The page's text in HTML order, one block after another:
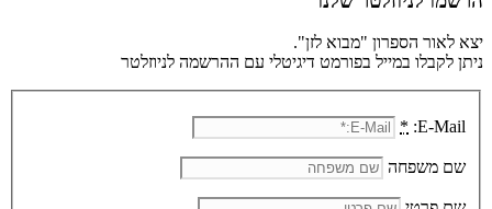
יצא לאור הספרון "מבוא לזן".
ניתן לקבלו במייל בפורמט דיגיטלי עם ההרשמה לניוזלטר
E-Mail:
*
שם משפחה